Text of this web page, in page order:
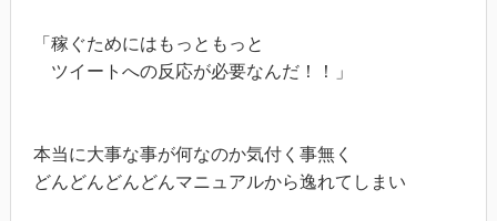
「稼ぐためにはもっともっと
ツイートへの反応が必要なんだ！！」
本当に大事な事が何なのか気付く事無く
どんどんどんどんマニュアルから逸れてしまい